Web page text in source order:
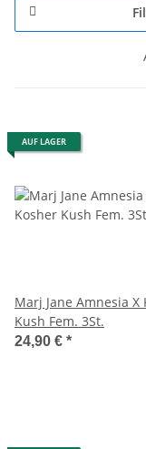
AUF LAGER
Marj Jane Amnesia X
Kush Fem. 3St.
24,90 € *